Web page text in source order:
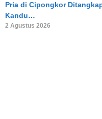
Pria di Cipongkor
Kandu…
2 Agustus 2026